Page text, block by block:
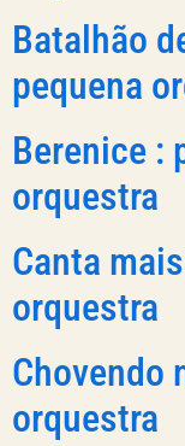
Batalhão
pequena
Berenice :
orquestra
Canta
orquestra
Chovendo
orquestra